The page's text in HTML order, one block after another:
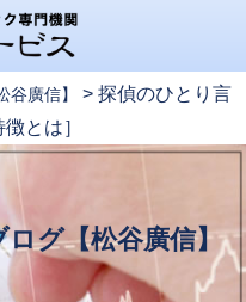
廣信】 > 探偵のひとり言
とは］
グ【松谷廣信】